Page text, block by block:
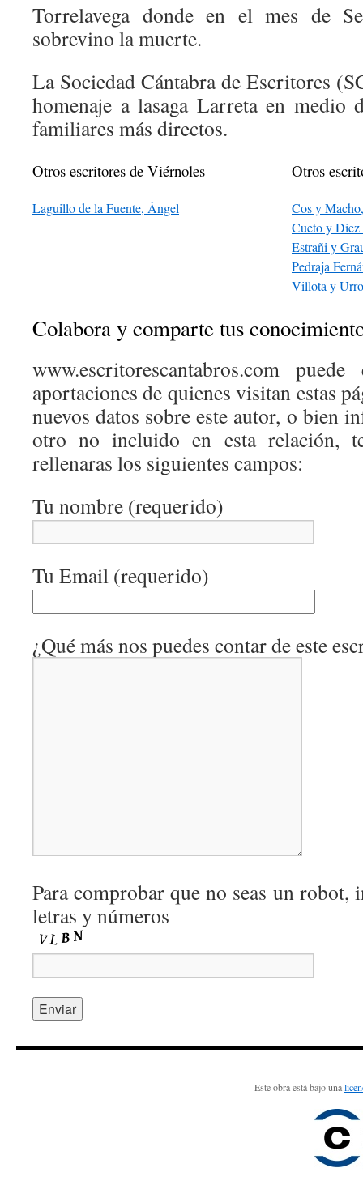
Torrelavega donde en el mes de
sobrevino la muerte.
La Sociedad Cántabra de Escritores
homenaje a lasaga Larreta en medio
familiares más directos.
Otros escritores de Viérnoles
Laguillo de la Fuente, Ángel
Otros
Cos y
Cueto y Díez
Estrañi y
Pedraja
Villota y
Colabora y comparte tus
www.escritorescantabros.com
aportaciones de quienes visitan estas
nuevos datos sobre este autor, o bien
otro no incluido en esta relación,
rellenaras los siguientes campos:
Tu nombre (requerido)
Tu Email (requerido)
¿Qué más nos puedes contar de este
Para comprobar que no seas un robot,
letras y números
Este obra está bajo una